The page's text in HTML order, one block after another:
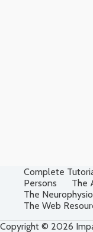
Complete
Persons
The
The
The Web
Copyright © 2026